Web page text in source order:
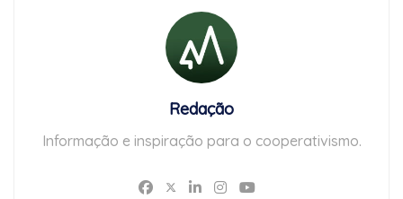
Redação
Informação e inspiração para o cooperativismo.